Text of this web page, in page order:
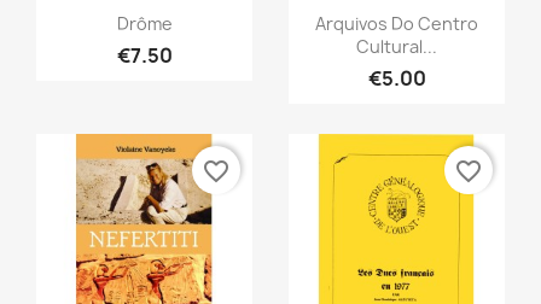
Quick view
Drôme
€7.50
Quick view
Arquivos Do Centro
Cultural...
€5.00
favorite_border favorite_border